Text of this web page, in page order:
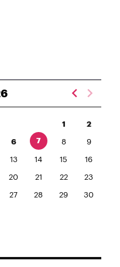
1 2
6 7 8 9
13 14 15 16
20 21 22 23
27 28 29 30